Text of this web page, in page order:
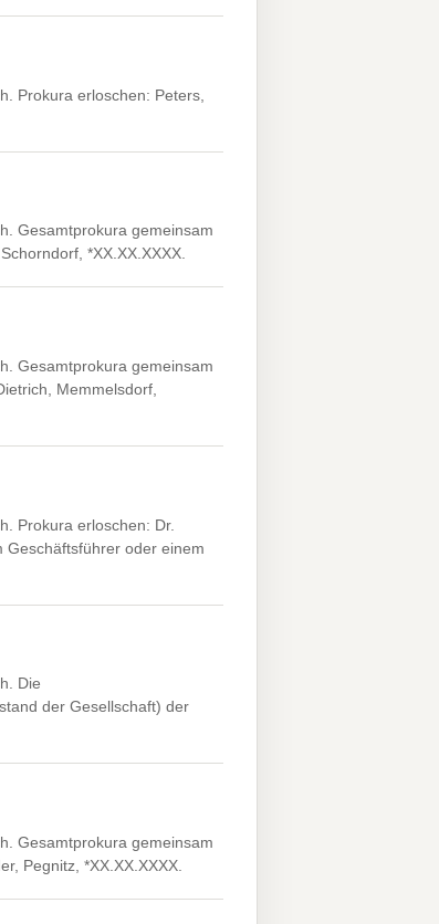
Prokura erloschen: Peters,
Gesamtprokura gemeinsam
*XX.XX.XXXX.
Gesamtprokura gemeinsam
Memmelsdorf,
Prokura erloschen: Dr.
Geschäftsführer oder einem
Die
der Gesellschaft) der
Gesamtprokura gemeinsam
Pegnitz, *XX.XX.XXXX.